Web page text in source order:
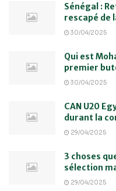
Sénégal :
rescapé de
30/04/2025
Qui est
premier
30/04/2025
CAN U20
durant la
29/04/2025
3 choses
sélection
29/04/2025